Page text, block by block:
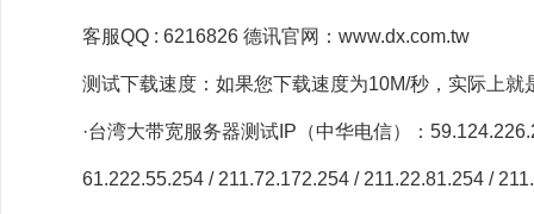
客服QQ : 6216826 德讯官网：www.dx.com.tw
测试下载速度：如果您下载速度为10M/秒，实际上就
·台湾大带宽服务器测试IP（中华电信）：
61.222.55.254 / 211.72.172.254 / 211.22.81.254 /